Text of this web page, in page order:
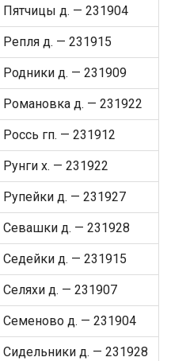
Пятчицы д. — 231904
Репля д. — 231915
Родники д. — 231909
Романовка д. — 231922
Россь гп. — 231912
Рунги х. — 231922
Рупейки д. — 231927
Севашки д. — 231928
Седейки д. — 231915
Селяхи д. — 231907
Семеново д. — 231904
Сидельники д. — 231928